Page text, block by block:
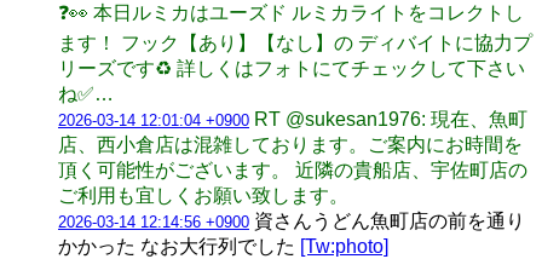
❓👀 本日ルミカはユーズド ルミカライトをコレクトし
ます！ フック【あり】【なし】の ディバイトに協力プ
リーズです♻️ 詳しくはフォトにてチェックして下さい
ね✅…
2026-03-14 12:01:04 +0900 RT @sukesan1976: 現在、魚町
店、西小倉店は混雑しております。ご案内にお時間を
頂く可能性がございます。 近隣の貴船店、宇佐町店の
ご利用も宜しくお願い致します。
2026-03-14 12:14:56 +0900 資さんうどん魚町店の前を通り
かかった なお大行列でした [Tw:photo]